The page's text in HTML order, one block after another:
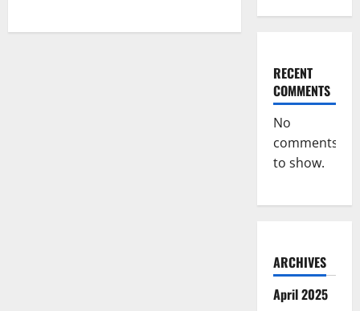
RECENT
COMMENTS
No
comments
to show.
ARCHIVES
April 2025